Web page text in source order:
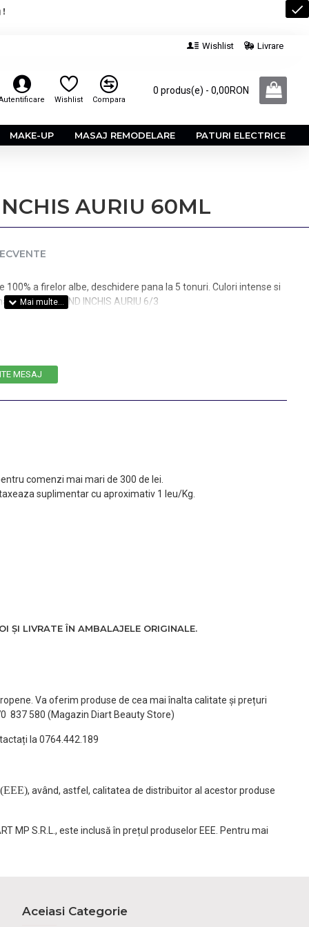
!
Wishlist Livrare
Wishlist Compara
0 produs(e) - 0,00RON
MAKE-UP MASAJ REMODELARE PATURI ELECTRICE
AURIU 60ML
a firelor albe, deschidere pana la 5 tonuri. Culori intense si
Nuanta: BLOND INCHIS AURIU 6/3
MESAJ
comenzi mai mari de 300 de lei.
suplimentar cu aproximativ 1 leu/Kg.
ȘI LIVRATE ÎN AMBALAJELE ORIGINALE.
Va oferim produse de cea mai înalta calitate și prețuri
837 580 (Magazin Diart Beauty Store)
la 0764.442.189
(EEE), având, astfel, calitatea de distribuitor al acestor produse
MP S.R.L., este inclusă în prețul produselor EEE. Pentru mai
Aceiasi Categorie